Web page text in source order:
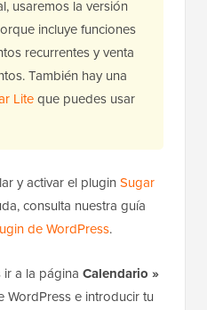
usaremos la versión
incluye funciones
recurrentes y venta
También hay una
Liteque puedes usar
y activar el plugin Sugar
consulta nuestra guía
de WordPress.
ir a la página Calendario »
WordPress e introducir tu